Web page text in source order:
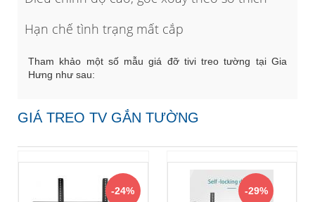
Hạn chế tình trạng mất cắp
Tham khảo một số mẫu giá đỡ tivi treo tường tại Gia
Hưng như sau:
GIÁ TREO TV GẮN TƯỜNG
-24% -29%